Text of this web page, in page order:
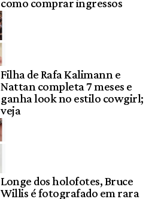
como comprar ingressos
Filha de Rafa Kalimann e
Nattan completa 7 meses e
ganha look no estilo cowgirl;
veja
Longe dos holofotes, Bruce
Willis é fotografado em rara